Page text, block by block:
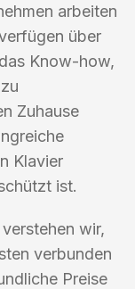
arbeiten
über
Know-how,
Zuhause
Klavier
ist.
wir,
verbunden
Preise